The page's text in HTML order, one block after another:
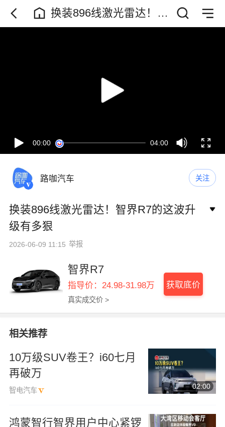
换装896线激光雷达！智
界R7的这波升级有多狠
00:00 04:00
路咖汽车 关注
换装896线激光雷达！智界R7的这波升
级有多狠
2026-06-09 11:15 举报
智界R7
指导价：24.98-31.98万
真实成交价 >
获取底价
相关推荐
10万级SUV卷王？i60七月
再破万
智电汽车
02:00
鸿蒙智行智界用户中心紧锣